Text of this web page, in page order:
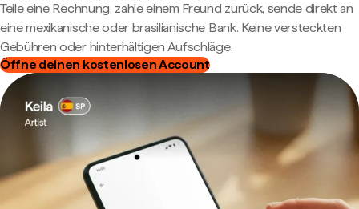
Teile eine Rechnung, zahle einem Freund zurück, sende direkt an
eine mexikanische oder brasilianische Bank. Keine versteckten
Gebühren oder hinterhältigen Aufschläge.
Öffne deinen kostenlosen Account